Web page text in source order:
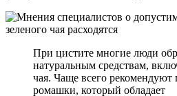
При цистите многие люди
натуральным средствам,
чая. Чаще всего рекомендуют
ромашки, который обладает